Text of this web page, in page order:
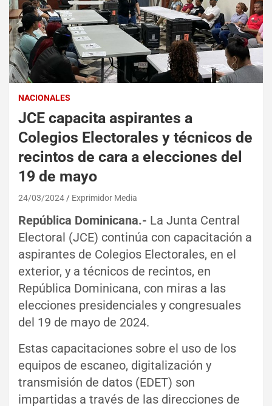
NACIONALES
JCE capacita aspirantes a
Colegios Electorales y técnicos de
recintos de cara a elecciones del
19 de mayo
24/03/2024 Exprimidor Media
República Dominicana.- La Junta Central
Electoral (JCE) continúa con capacitación a
aspirantes de Colegios Electorales, en el
exterior, y a técnicos de recintos, en
República Dominicana, con miras a las
elecciones presidenciales y congresuales
del 19 de mayo de 2024.
Estas capacitaciones sobre el uso de los
equipos de escaneo, digitalización y
transmisión de datos (EDET) son
impartidas a través de las direcciones de